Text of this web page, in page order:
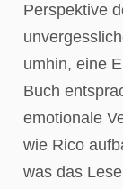
Perspektive
umhin, eine
Buch
emotionale
wie Rico
was das